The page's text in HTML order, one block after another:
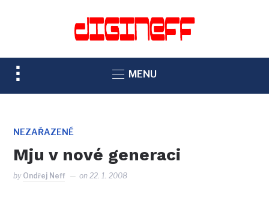
TOGGLE
SIDEBAR
NAVIGATION
MENU
NEZAŘAZENÉ
Mju v nové generaci
by Ondřej Neff on22. 1. 2008